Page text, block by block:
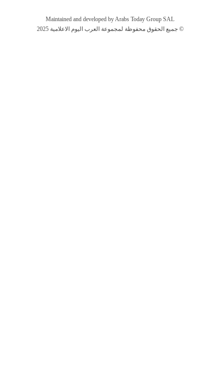
Maintained and developed by Arabs Today Group SAL
جميع الحقوق محفوظة لمجموعة العرب اليوم الاعلامية 2025 ©